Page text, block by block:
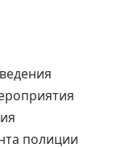
полиции